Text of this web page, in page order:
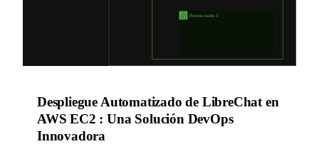
Despliegue Automatizado de LibreChat en
AWS EC2 : Una Solución DevOps
Innovadora